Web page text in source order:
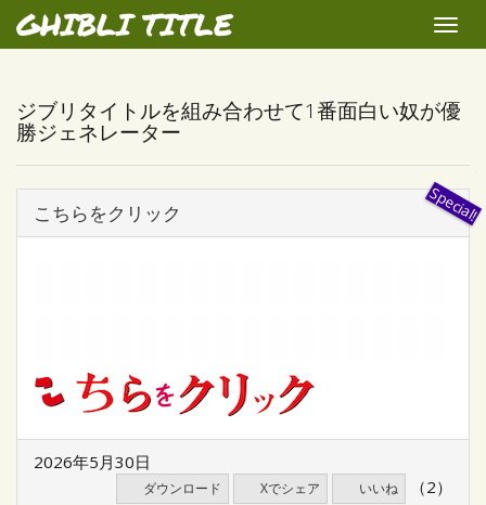
GHIBLI TITLE
Toggle
ジブリタイトルを組み合わせて1番面白い奴が優
勝ジェネレーター
こちらをクリック
2026年5月30日
ダウンロード Xでシェア いいね （2）